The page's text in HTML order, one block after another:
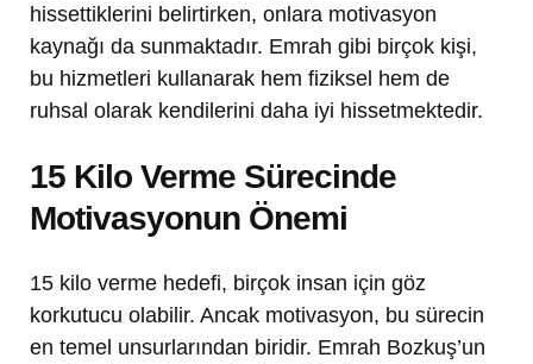
hissettiklerini belirtirken, onlara motivasyon
kaynağı da sunmaktadır. Emrah gibi birçok kişi,
bu hizmetleri kullanarak hem fiziksel hem de
ruhsal olarak kendilerini daha iyi hissetmektedir.
15 Kilo Verme Sürecinde
Motivasyonun Önemi
15 kilo verme hedefi, birçok insan için göz
korkutucu olabilir. Ancak motivasyon, bu sürecin
en temel unsurlarından biridir. Emrah Bozkuş’un